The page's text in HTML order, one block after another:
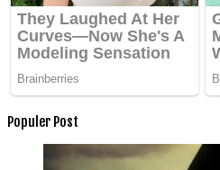
Populer Post